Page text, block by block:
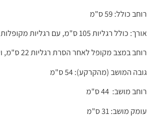
רוחב כולל: 59 ס"מ
אורך: כולל רגליות 105 ס"מ, עם רגליות מקופלות 75 ס"מ.
רוחב במצב מקופל לאחר הסרת רגליות 22 ס"מ, ועם רגליות 29 ס"מ.
גובה המושב (מהקרקע): 54 ס"מ
רוחב מושב: 44 ס"מ
עומק מושב: 31 ס"מ​